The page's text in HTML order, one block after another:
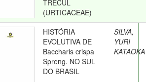
TRÉCUL
(URTICACEAE)
HISTÓRIA
EVOLUTIVA DE
Baccharis crispa
Spreng. NO SUL
DO BRASIL
SILVA,
YURI
KATAOKA